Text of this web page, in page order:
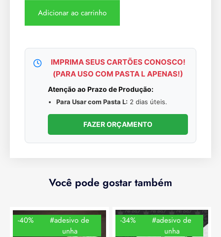
Adicionar ao carrinho
IMPRIMA SEUS CARTÕES CONOSCO!
(PARA USO COM PASTA L APENAS!)
Atenção ao Prazo de Produção:
Para Usar com Pasta L: 2 dias úteis.
FAZER ORÇAMENTO
Você pode gostar também
-40%
#adesivo de
unha
-34%
#adesivo de
unha